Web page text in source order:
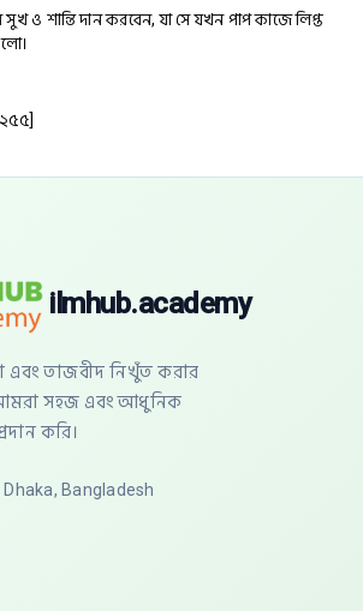
ও শান্তি দান করবেন, যা সে যখন পাপ কাজে লিপ্ত
ilmhub.academy
তাজবীদ নিখুঁত করার
আমরা সহজ এবং আধুনিক
করি।
Bangladesh